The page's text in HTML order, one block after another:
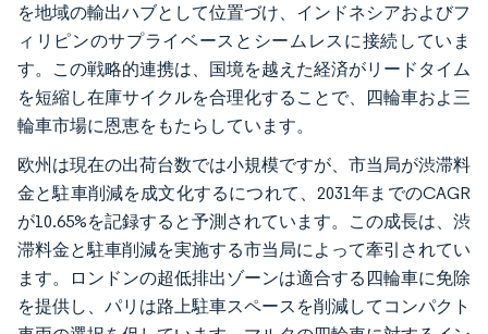
を地域の輸出ハブとして位置づけ、インドネシアおよびフ
ィリピンのサプライベースとシームレスに接続していま
す。この戦略的連携は、国境を越えた経済がリードタイム
を短縮し在庫サイクルを合理化することで、四輪車およ三
輪車市場に恩恵をもたらしています。
欧州は現在の出荷台数では小規模ですが、市当局が渋滞料
金と駐車削減を成文化するにつれて、2031年までのCAGR
が10.65%を記録すると予測されています。この成長は、渋
滞料金と駐車削減を実施する市当局によって牽引されてい
ます。ロンドンの超低排出ゾーンは適合する四輪車に免除
を提供し、パリは路上駐車スペースを削減してコンパクト